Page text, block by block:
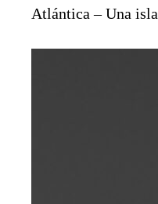
Atlántica – Una isla